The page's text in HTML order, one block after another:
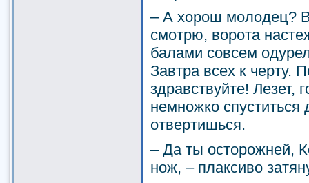
– А хорош молодец?
смотрю, ворота
балами совсем
Завтра всех к
здравствуйте! Лезет,
немножко
отвертишься.
– Да ты осторожней,
нож, – плаксиво